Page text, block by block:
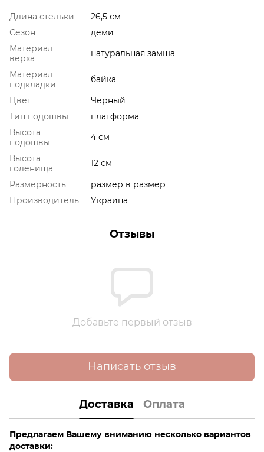
Длина стельки
26,5 см
Сезон
деми
Материал
верха
натуральная замша
Материал
подкладки
байка
Цвет
Черный
Тип подошвы
платформа
Высота
подошвы
4 см
Высота
голенища
12 см
Размерность
размер в размер
Производитель
Украина
Отзывы
Добавьте первый отзыв
Написать отзыв
Доставка Оплата
Предлагаем Вашему вниманию несколько вариантов
доставки: